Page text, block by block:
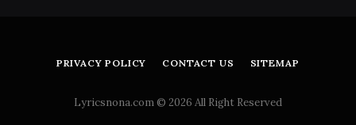
PRIVACY POLICY CONTACT US SITEMAP
Lyricsnona.com © 2026 All Right Reserved